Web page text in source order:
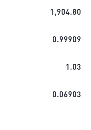
1,904.80
0.99909
1.03
0.06903